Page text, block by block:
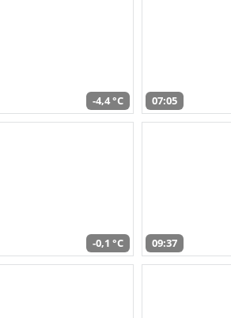
-4,4 °C 07:05
-0,1 °C 09:37